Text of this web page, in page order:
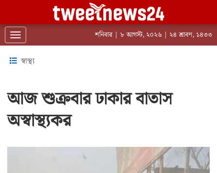
Toggle navigation শনিবার | ৮ আগস্ট, ২০২৬ | ২৪ শ্রাবণ, ১৪৩৩
স্বাস্থ্য
আজ শুক্রবার ঢাকার বাতাস
অস্বাস্থ্যকর